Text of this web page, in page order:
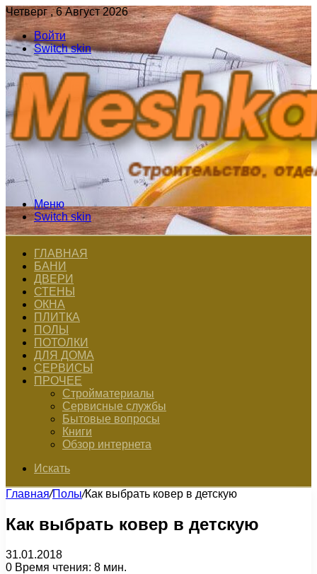
Четверг , 6 Август 2026
Войти
Switch skin
Меню
Switch skin
ГЛАВНАЯ
БАНИ
ДВЕРИ
СТЕНЫ
ОКНА
ПЛИТКА
ПОЛЫ
ПОТОЛКИ
ДЛЯ ДОМА
СЕРВИСЫ
ПРОЧЕЕ
Стройматериалы
Сервисные службы
Бытовые вопросы
Книги
Обзор интернета
Искать
Главная/Полы/Как выбрать ковер в детскую
Как выбрать ковер в детскую
31.01.2018
0 Время чтения: 8 мин.